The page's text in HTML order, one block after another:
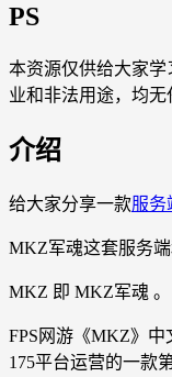
PS
本资源仅供给大家
业和非法用途，均无
介绍
给大家分享一款服务
MKZ军魂这套服务
MKZ 即 MKZ军魂 。
FPS网游《MKZ》中
175平台运营的一款